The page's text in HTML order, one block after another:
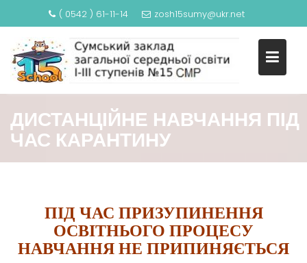
( 0542 ) 61-11-14 zosh15sumy@ukr.net
ДИСТАНЦІЙНЕ НАВЧАННЯ ПІД
ЧАС КАРАНТИНУ
ПІД ЧАС ПРИЗУПИНЕННЯ
ОСВІТНЬОГО ПРОЦЕСУ
НАВЧАННЯ НЕ ПРИПИНЯЄТЬСЯ